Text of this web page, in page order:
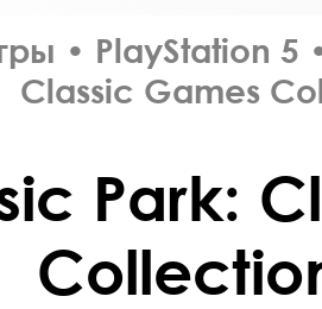
• PlayStation 5
Classic Games
Park: